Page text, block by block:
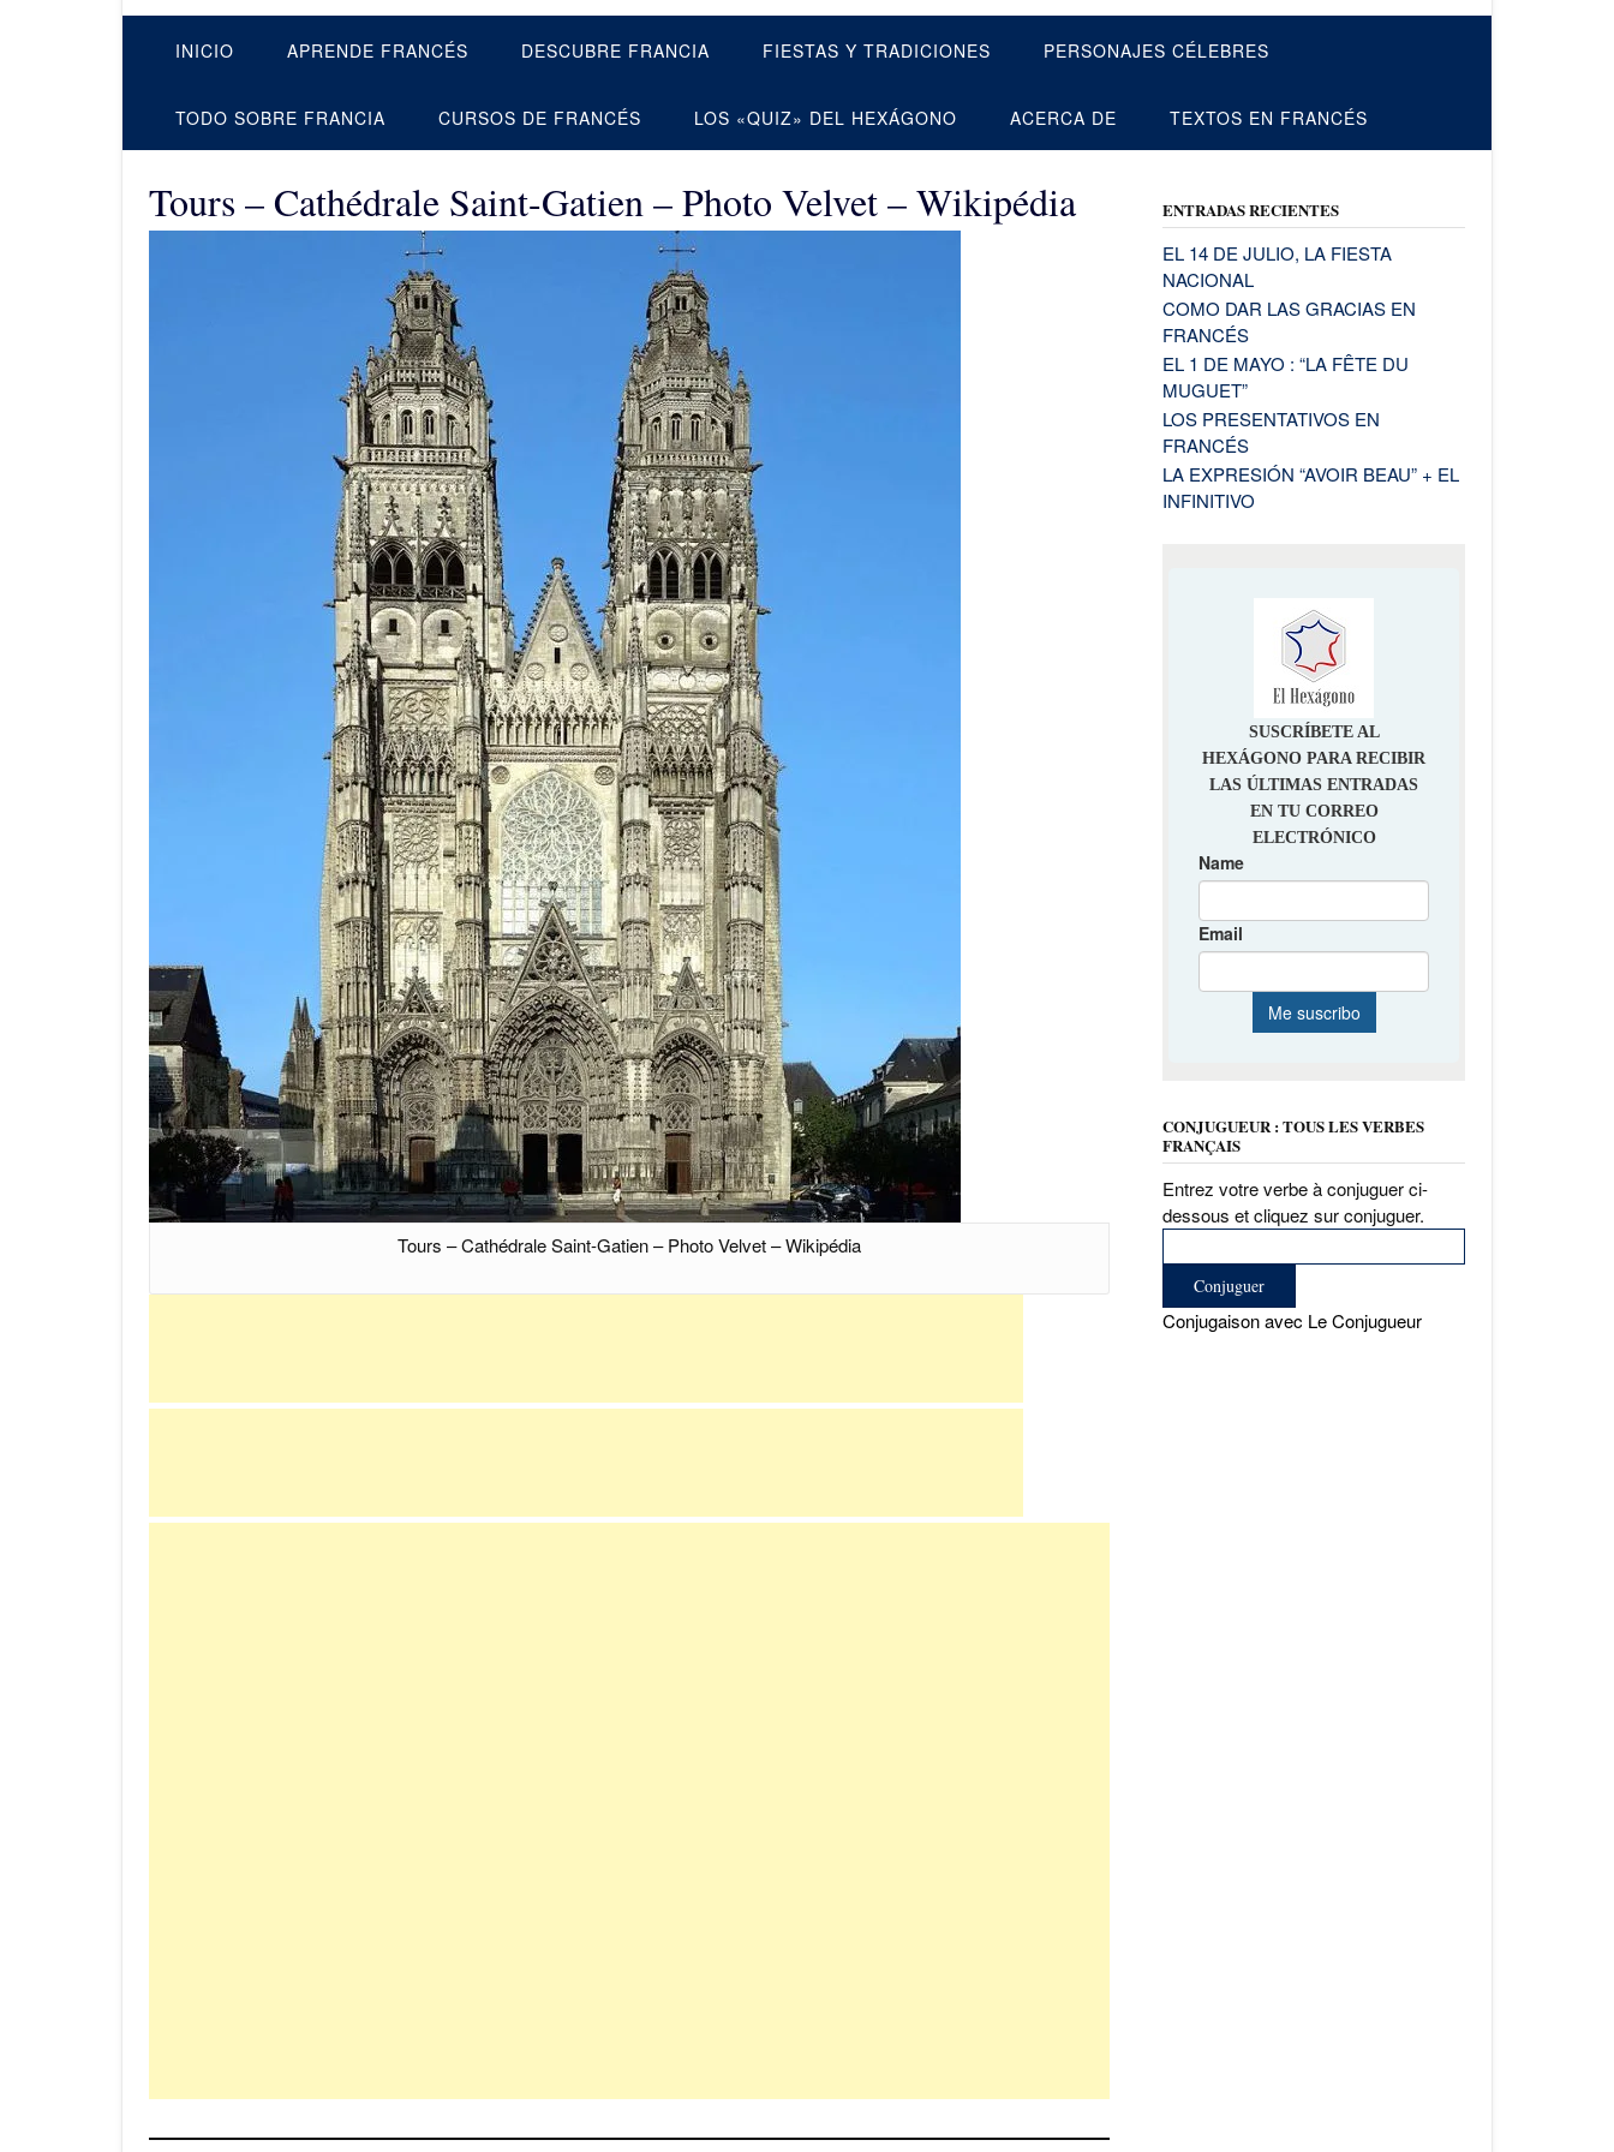
INICIO APRENDE FRANCÉS DESCUBRE FRANCIA FIESTAS Y TRADICIONES PERSONAJES CÉLEBRES
TODO SOBRE FRANCIA CURSOS DE FRANCÉS LOS «QUIZ» DEL HEXÁGONO ACERCA DE TEXTOS EN FRANCÉS
Tours – Cathédrale Saint-Gatien – Photo Velvet – Wikipédia
Tours – Cathédrale Saint-Gatien – Photo Velvet – Wikipédia
ENTRADAS RECIENTES
EL 14 DE JULIO, LA FIESTA
NACIONAL
COMO DAR LAS GRACIAS EN
FRANCÉS
EL 1 DE MAYO : “LA FÊTE DU
MUGUET”
LOS PRESENTATIVOS EN
FRANCÉS
LA EXPRESIÓN “AVOIR BEAU” + EL
INFINITIVO
CONJUGUEUR : TOUS LES VERBES
FRANÇAIS
Entrez votre verbe à conjuguer ci-
dessous et cliquez sur conjuguer.
Conjugaison avec Le Conjugueur